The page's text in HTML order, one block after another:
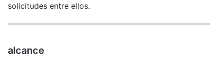
solicitudes entre ellos.
alcance